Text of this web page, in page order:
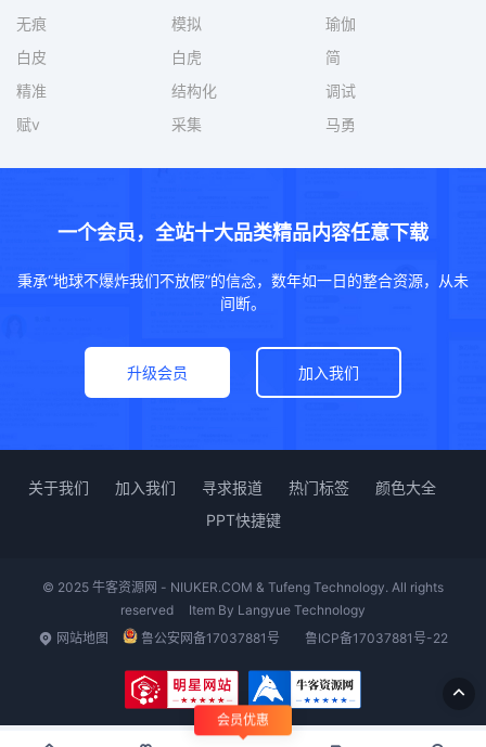
无痕
模拟
瑜伽
白皮
白虎
简
精准
结构化
调试
赋v
采集 马勇
一个会员，全站十大品类精品内容任意下载
秉承“地球不爆炸我们不放假”的信念，数年如一日的整合资源，从未
间断。
升级会员 加入我们
关于我们 加入我们 寻求报道 热门标签
颜色大全
PPT快捷键
© 2025 牛客资源网 - NIUKER.COM & Tufeng Technology. All rights
reserved
Item By Langyue Technology
网站地图
鲁公安网备17037881号 鲁ICP备17037881号-22
会员优惠